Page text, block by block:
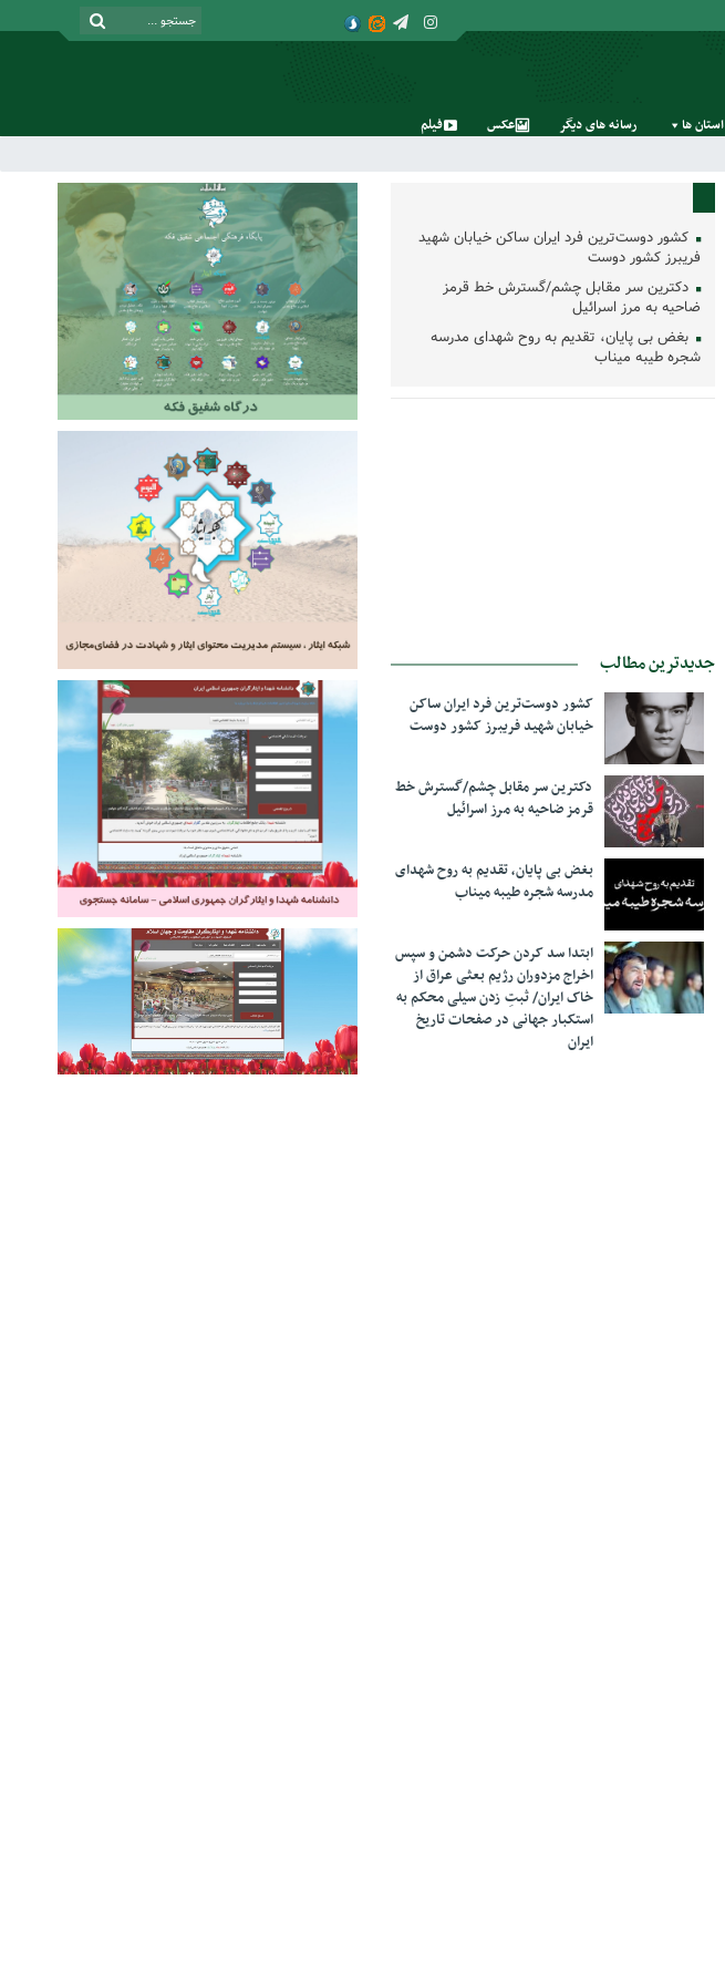
استان‌ ها رسانه‌ های‌ دیگر عکس فیلم
کشور دوست‌ترین فرد ایران ساکن خیابان شهید
فریبرز کشور دوست
دکترین سر مقابل چشم/گسترش خط قرمز
ضاحیه به مرز اسرائیل
بغض بی پایان، تقدیم به روح شهدای مدرسه
شجره طیبه میناب
جدیدترین مطالب
کشور دوست‌ترین فرد ایران ساکن
خیابان شهید فریبرز کشور دوست
دکترین سر مقابل چشم/گسترش خط
قرمز ضاحیه به مرز اسرائیل
بغض بی پایان، تقدیم به روح شهدای
مدرسه شجره طیبه میناب
ابتدا سد کردن حرکت دشمن و سپس
اخراج مزدوران رژیم بعثی عراق از
خاک ایران/ ثبتِ زدن سیلی محکم به
استکبار جهانی در صفحات تاریخ
ایران